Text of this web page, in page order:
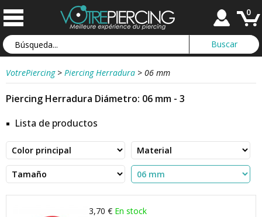
0
VotrePiercing > Piercing Herradura > 06 mm
Piercing Herradura Diámetro: 06 mm - 3
Lista de productos
3,70 € En stock